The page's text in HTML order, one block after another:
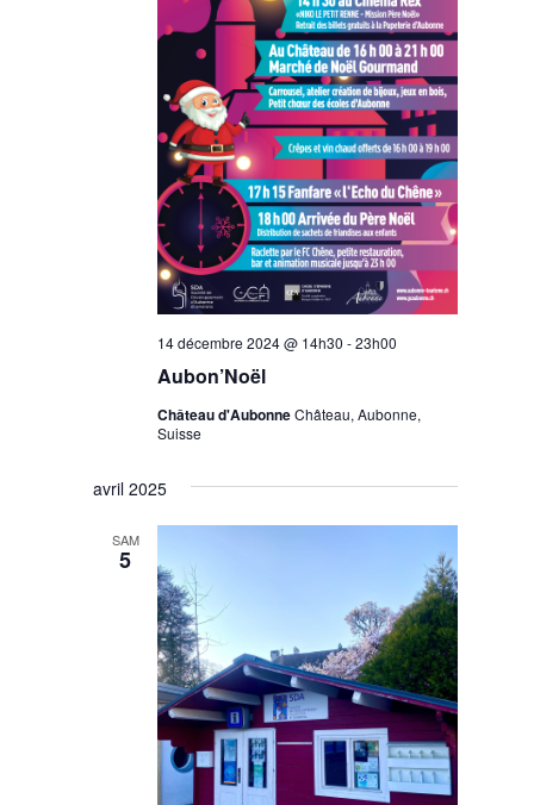
Aubon’Noël
14 décembre 2024 @ 14h30 -23h00
Château d'AubonneChâteau, Aubonne,
Suisse
avril 2025
SAM
5